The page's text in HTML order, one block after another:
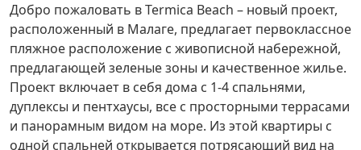
Добро пожаловать в Termica Beach – новый проект,
расположенный в Малаге, предлагает первоклассное
пляжное расположение с живописной набережной,
предлагающей зеленые зоны и качественное жилье.
Проект включает в себя дома с 1-4 спальнями,
дуплексы и пентхаусы, все с просторными террасами
и панорамным видом на море. Из этой квартиры с
одной спальней открывается потрясающий вид на